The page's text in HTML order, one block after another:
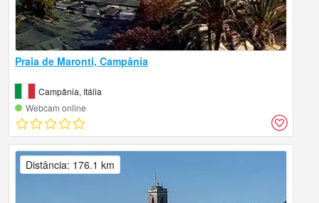
Praia de Maronti, Campânia
Campânia, Itália
Webcam online
Distância: 176.1 km